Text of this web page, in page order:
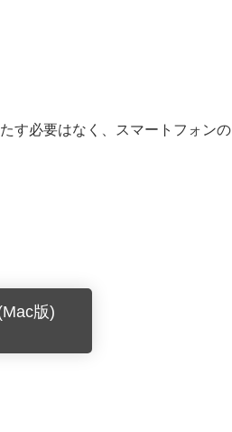
す必要はなく、スマートフォンの
版)